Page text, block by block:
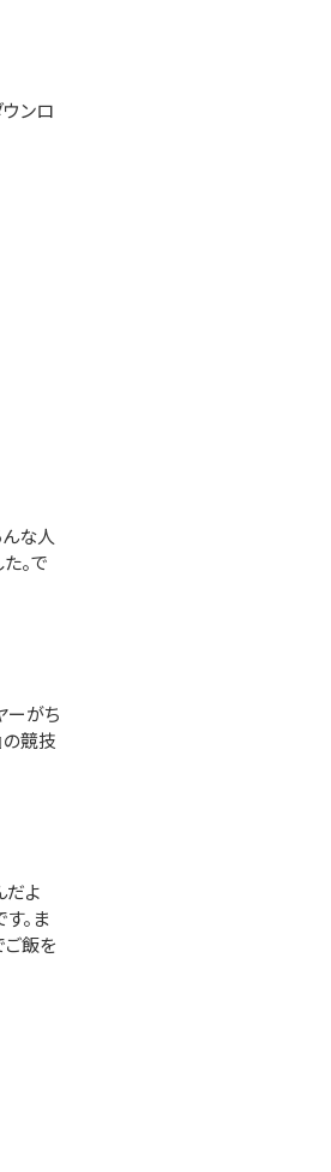
ンロ
な人
。で
ーがち
の競技
だよ
。ま
飯を